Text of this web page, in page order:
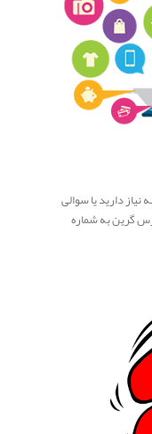
دارید یا سوالی
گرین به شماره